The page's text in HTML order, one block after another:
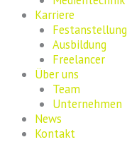
Karriere
Festanstellung
Ausbildung
Freelancer
Über uns
Team
Unternehmen
News
Kontakt